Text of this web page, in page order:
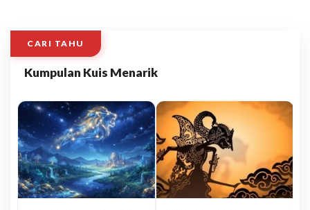
CARI TAHU
Kumpulan Kuis Menarik